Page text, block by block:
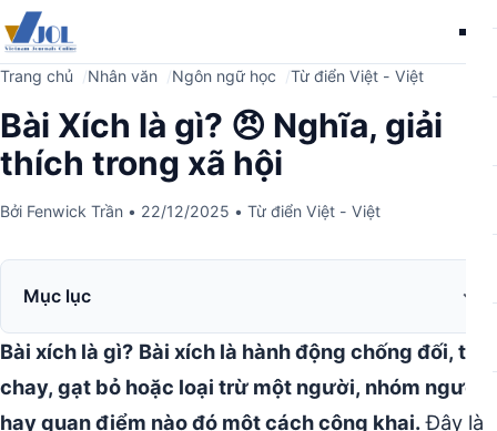
Trang chủ Nhân văn Ngôn ngữ học Từ điển Việt - Việt
Bài Xích là gì? 😠 Nghĩa, giải
thích trong xã hội
Bởi Fenwick Trần • 22/12/2025 • Từ điển Việt - Việt
Mục lục
Bài xích là gì? Bài xích là hành động chống đối, tẩy
chay, gạt bỏ hoặc loại trừ một người, nhóm người
hay quan điểm nào đó một cách công khai.Đây là